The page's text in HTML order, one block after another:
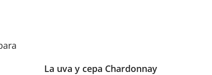
La uva y cepa Chardonnay